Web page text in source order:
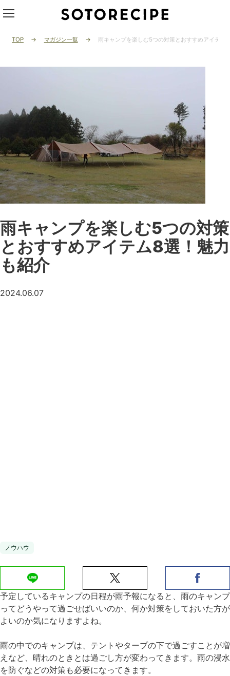
TOP マガジン一覧 雨キャンプを楽しむ5つの対策とおすすめアイテム
雨キャンプを楽しむ5つの対策
とおすすめアイテム8選！魅力
も紹介
2024.06.07
ノウハウ
予定しているキャンプの日程が雨予報になると、雨のキャンプ
ってどうやって過ごせばいいのか、何か対策をしておいた方が
よいのか気になりますよね。
雨の中でのキャンプは、テントやタープの下で過ごすことが増
えなど、晴れのときとは過ごし方が変わってきます。雨の浸水
を防ぐなどの対策も必要になってきます。